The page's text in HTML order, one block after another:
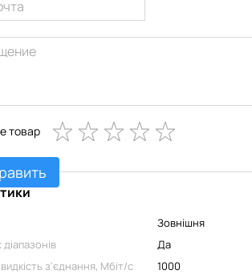
товар
Зовнішня
Да
з'єднання, Мбіт/с
1000